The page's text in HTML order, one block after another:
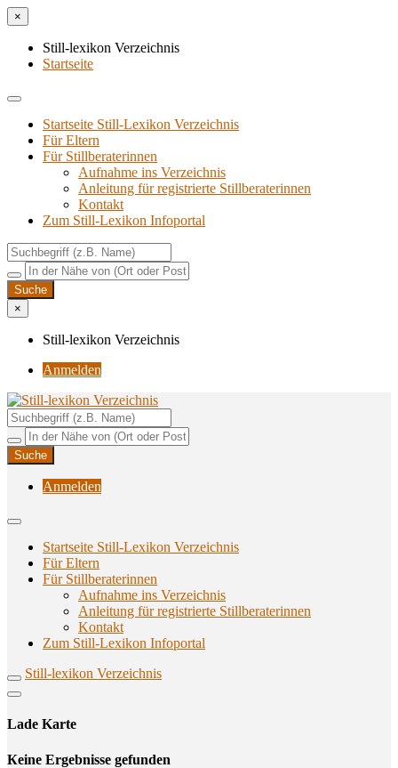
×
Still-lexikon Verzeichnis
Startseite
Startseite Still-Lexikon Verzeichnis
Für Eltern
Für Stillberaterinnen
Aufnahme ins Verzeichnis
Anlei­tung für regis­trier­te Stillberaterinnen
Kon­takt
Zum Still-Lexikon Infoportal
×
Still-lexikon Verzeichnis
Anmelden
Still-lexikon Verzeichnis
Unterstützungsangebote rund ums Stillen
Anmelden
Startseite Still-Lexikon Verzeichnis
Für Eltern
Für Stillberaterinnen
Aufnahme ins Verzeichnis
Anlei­tung für regis­trier­te Stillberaterinnen
Kon­takt
Zum Still-Lexikon Infoportal
Still-lexikon Verzeichnis
Lade Karte
Кeine Ergebnisse gefunden